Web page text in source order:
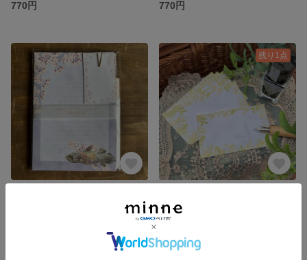
770円 770円
残り1点
450円